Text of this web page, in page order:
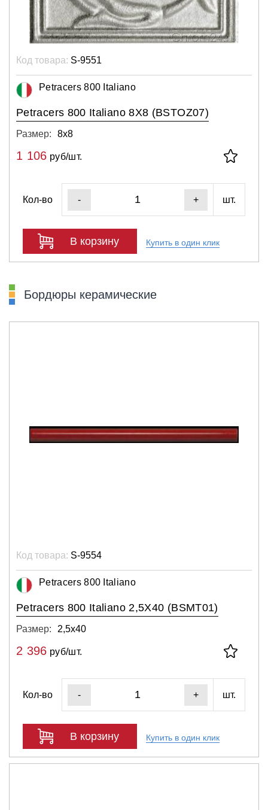
Код товара: S-9551
Petracers 800 Italiano
Petracers 800 Italiano 8X8 (BSTOZ07)
Размер: 8х8
1 106 руб/шт.
Кол-во - + шт.
В корзину Купить в один клик
Бордюры керамические
Код товара: S-9554
Petracers 800 Italiano
Petracers 800 Italiano 2,5X40 (BSMT01)
Размер: 2,5х40
2 396 руб/шт.
Кол-во - + шт.
В корзину Купить в один клик